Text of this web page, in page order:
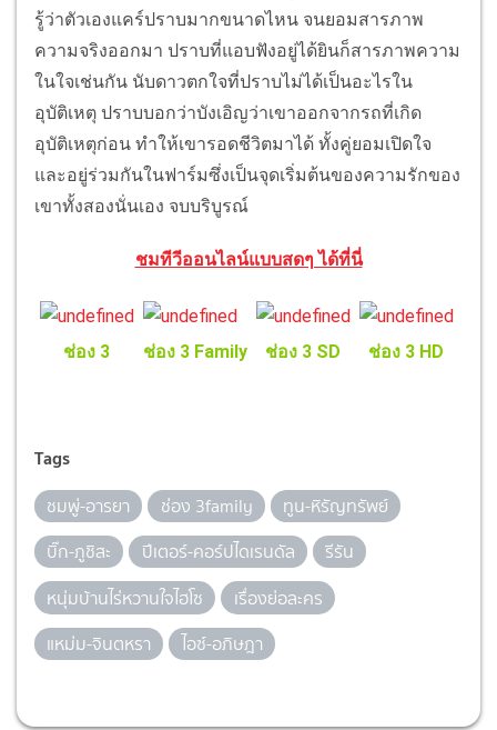
รู้ว่าตัวเองแคร์ปราบมากขนาดไหน จนยอมสารภาพ
ความจริงออกมา ปราบที่แอบฟังอยู่ได้ยินก็สารภาพความ
ในใจเช่นกัน นับดาวตกใจที่ปราบไม่ได้เป็นอะไรใน
อุบัติเหตุ ปราบบอกว่าบังเอิญว่าเขาออกจากรถที่เกิด
อุบัติเหตุก่อน ทำให้เขารอดชีวิตมาได้ ทั้งคู่ยอมเปิดใจ
และอยู่ร่วมกันในฟาร์มซึ่งเป็นจุดเริ่มต้นของความรักของ
เขาทั้งสองนั่นเอง จบบริบูรณ์
ชมทีวีออนไลน์แบบสดๆ ได้ที่นี่
ช่อง 3 ช่อง 3 Family ช่อง 3 SD ช่อง 3 HD
Tags
ชมพู่-อารยา ช่อง 3family
ทูน-หิรัญทรัพย์
บิ๊ก-ภูชิสะ
ปีเตอร์-คอร์ปไดเรนดัล
รีรัน
หนุ่มบ้านไร่หวานใจไฮโซ
เรื่องย่อละคร
แหม่ม-จินตหรา
ไอซ์-อภิษฎา